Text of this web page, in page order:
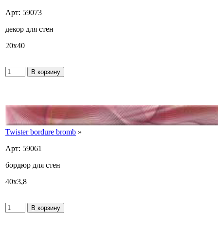
Арт: 59073
декор для стен
20x40
Twister bordure bromb »
Арт: 59061
бордюр для стен
40x3,8